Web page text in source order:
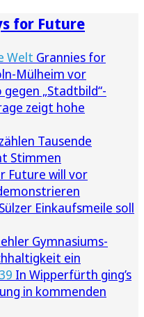
for Future
Welt Grannies for
Mülheim vor
gegen „Stadtbild“-
zeigt hohe
Tausende
Stimmen
Future will vor
Einkaufsmeile soll
Gymnasiums-
ein
In Wipperfürth ging’s
in kommenden